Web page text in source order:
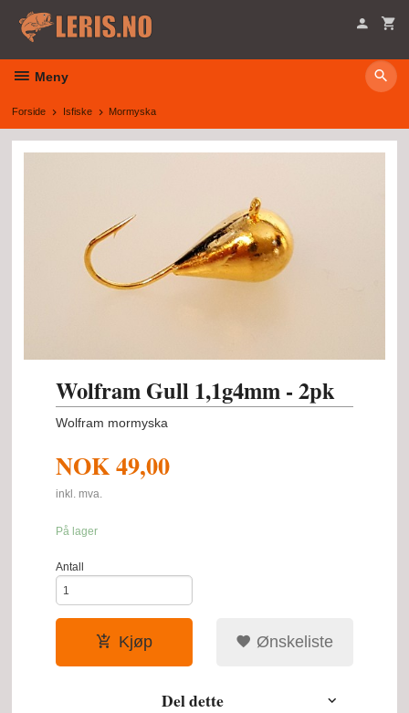
innholdet
Meny
Forside Isfiske Mormyska
Wolfram Gull 1,1g4mm - 2pk
Wolfram mormyska
NOK49,00
inkl. mva.
På lager
Antall
Kjøp Ønskeliste
Del dette